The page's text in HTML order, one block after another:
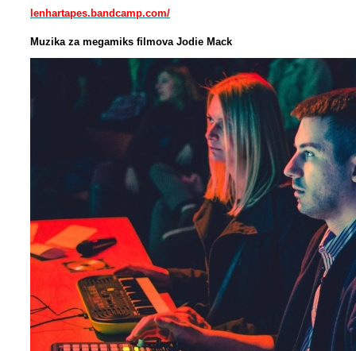
lenhartapes.bandcamp.com/
Muzika za megamiks filmova Jodie Mack